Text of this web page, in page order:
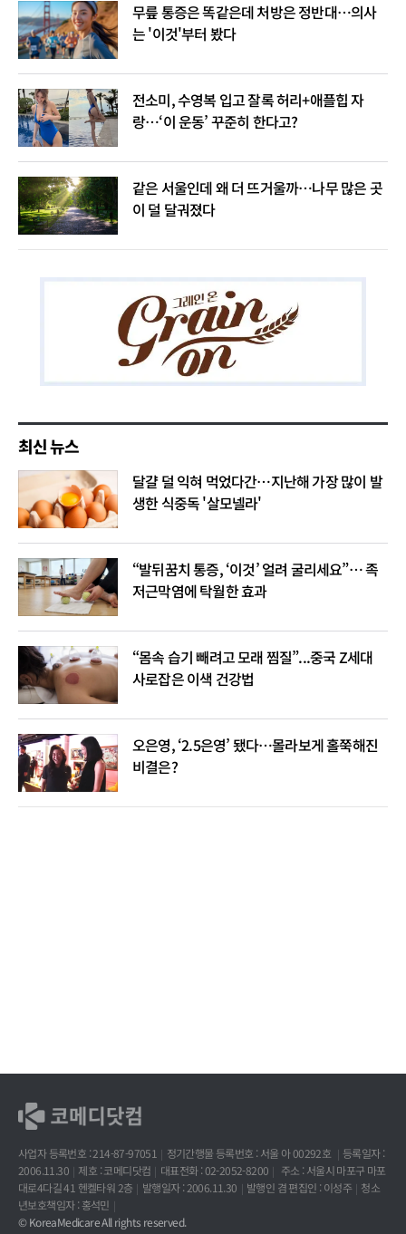
무릎 통증은 똑같은데 처방은 정반대…의사
는 '이것'부터 봤다
전소미, 수영복 입고 잘록 허리+애플힙 자
랑…‘이 운동’ 꾸준히 한다고?
같은 서울인데 왜 더 뜨거울까…나무 많은 곳
이 덜 달궈졌다
최신 뉴스
달걀 덜 익혀 먹었다간…지난해 가장 많이 발
생한 식중독 '살모넬라'
“발뒤꿈치 통증, ‘이것’ 얼려 굴리세요”… 족
저근막염에 탁월한 효과
“몸속 습기 빼려고 모래 찜질”...중국 Z세대
사로잡은 이색 건강법
오은영, ‘2.5은영’ 됐다…몰라보게 홀쭉해진
비결은?
사업자 등록번호 : 214-87-97051 정기간행물 등록번호 : 서울 아 00292호
등록일자 :
2006.11.30
제호 : 코메디닷컴 대표전화 : 02-2052-8200
주소 : 서울시 마포구 마포
대로4다길 41 헨켈타워 2층
발행일자 : 2006.11.30 발행인 겸 편집인 : 이성주
청소
년보호책임자 : 홍석민
© KoreaMedicare All rights reserved.